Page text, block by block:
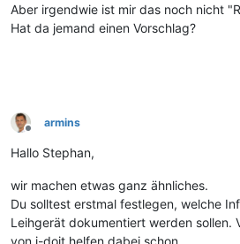
Aber irgendwie ist mir das noch nicht
Hat da jemand einen Vorschlag?
Offline
armins
Hallo Stephan,
wir machen etwas ganz ähnliches.
Du solltest erstmal festlegen, welche
Leihgerät dokumentiert werden sollen.
von i-doit helfen dabei schon.